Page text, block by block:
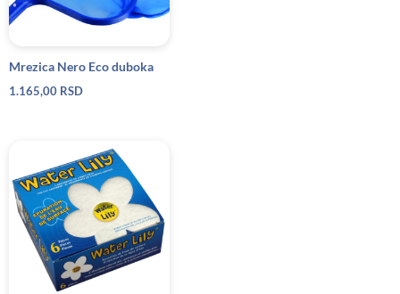
Mrezica Nero Eco duboka
1.165,00 RSD